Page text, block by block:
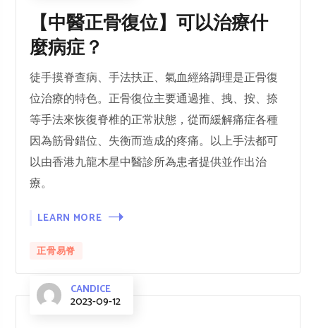
【中醫正骨復位】可以治療什
麼病症？
徒手摸脊查病、手法扶正、氣血經絡調理是正骨復
位治療的特色。正骨復位主要通過推、拽、按、捺
等手法來恢復脊椎的正常狀態，從而緩解痛症各種
因為筋骨錯位、失衡而造成的疼痛。以上手法都可
以由香港九龍木星中醫診所為患者提供並作出治
療。
LEARN MORE
正骨易脊
CANDICE
2023-09-12